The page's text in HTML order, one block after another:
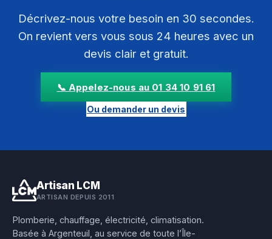
Décrivez-nous votre besoin en 30 secondes.
On revient vers vous sous 24 heures avec un
devis clair et gratuit.
📞 Appelez-nous au 01 34 10 91 61
Ou demander un devis
Artisan LCM
ARTISAN DEPUIS 2011
Plomberie, chauffage, électricité, climatisation.
Basée à Argenteuil, au service de toute l’Île-